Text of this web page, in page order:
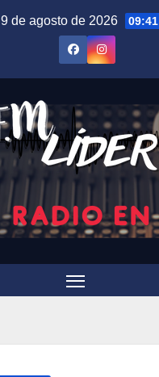
9 de agosto de 2026 09:41